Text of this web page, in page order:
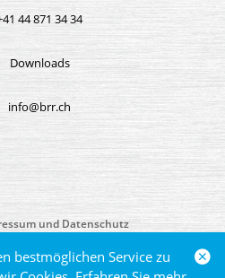
bestmöglichen Service zu
44 871 34 34
Downloads
info@brr.ch
Rüegger Metals AG
und Datenschutz